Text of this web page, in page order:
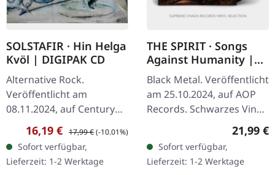
SOLSTAFIR · Hin Helga
Kvöl | DIGIPAK CD
Alternative Rock.
Veröffentlicht am
08.11.2024, auf Century
Media Records. Digipak
CD. "Hin helga kvöl" ist ein
tiefgründiger Ausflug in
die rohe…
Verkaufspreis:
16,19 € Regulärer Preis:
17,99 €(-10.01%)
Sofort verfügbar,
Lieferzeit: 1-2 Werktage
THE SPIRIT · Songs
Against Humanity |
BLACK LP
Black Metal. Veröffentlicht
am 25.10.2024, auf AOP
Records. Schwarzes Vinyl
im Gatefold-Cover. "Songs
Against Humanity"
markiert einen
dynamischen…
21,99 €
Sofort verfügbar,
Lieferzeit: 1-2 Werktage